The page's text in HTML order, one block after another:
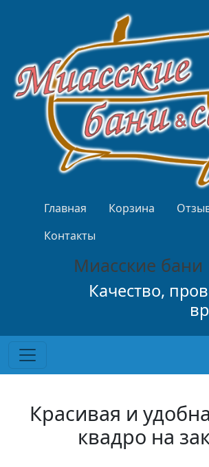
Верхнее меню
Главная Корзина
Контакты
Миасские бани
Качество,
Красивая и
квадро на